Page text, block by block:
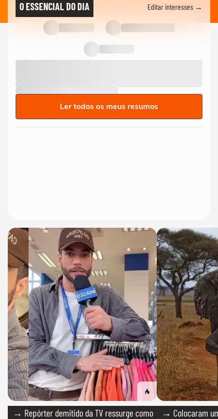
O ESSENCIAL DO DIA Editar interesses →
Ler todos os meus resumos
→ Repórter demitido da TV ressurge como
→ Colocaram